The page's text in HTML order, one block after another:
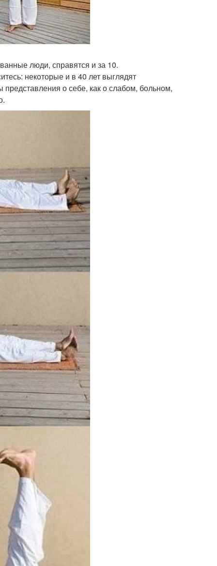
люди, справятся и за 10.
некоторые и в 40 лет выглядят
о себе, как о слабом, больном,